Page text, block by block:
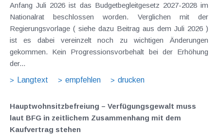
Anfang Juli 2026 ist das Budgetbegleitgesetz 2027-2028 im
Nationalrat beschlossen worden. Verglichen mit der
Regierungsvorlage ( siehe dazu Beitrag aus dem Juli 2026 )
ist es dabei vereinzelt noch zu wichtigen Änderungen
gekommen. Kein Progressionsvorbehalt bei der Erhöhung
der...
Langtext
empfehlen drucken
Hauptwohnsitz​­befreiung – Verfügungsgewalt muss
laut BFG in zeitlichem Zusammenhang mit dem
Kaufvertrag stehen